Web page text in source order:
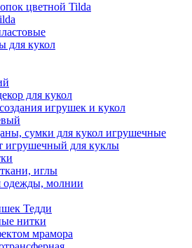
цветной Tilda
для кукол
для кукол
игрушек и кукол
сумки для кукол игрушечные
игрушечный для куклы
иглы
одежды, молнии
Тедди
нитки
мрамора